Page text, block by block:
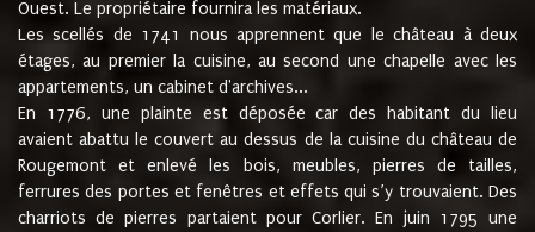
Ouest. Le propriétaire fournira les matériaux.
Les scellés de 1741 nous apprennent que le château à deux
étages, au premier la cuisine, au second une chapelle avec les
appartements, un cabinet d'archives...
En 1776, une plainte est déposée car des habitant du lieu
avaient abattu le couvert au dessus de la cuisine du château de
Rougemont et enlevé les bois, meubles, pierres de tailles,
ferrures des portes et fenêtres et effets qui s’y trouvaient. Des
charriots de pierres partaient pour Corlier. En juin 1795 une